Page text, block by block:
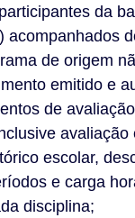
da
acompanhados
de origem
emitido e
de
escolar,
e carga
disciplina;